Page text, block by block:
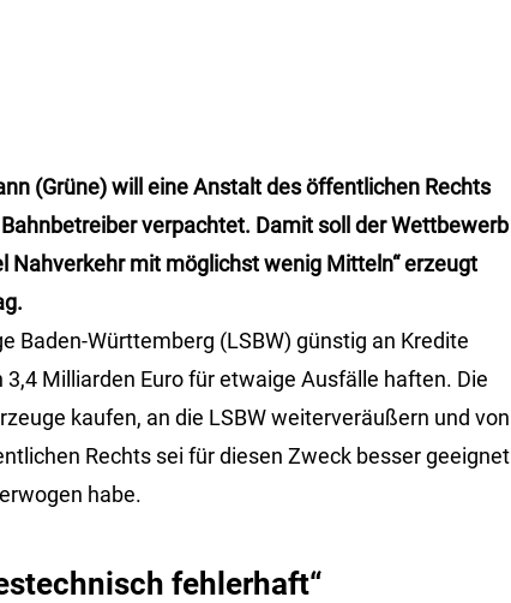
(Grüne) will eine Anstalt des öffentlichen Rechts
verpachtet. Damit soll der Wettbewerb
Nahverkehr mit möglichst wenig Mitteln“ erzeugt
Baden-Württemberg (LSBW) günstig an Kredite
Milliarden Euro für etwaige Ausfälle haften. Die
kaufen, an die LSBW weiterveräußern und von
Rechts sei für diesen Zweck besser geeignet
habe.
fehlerhaft“